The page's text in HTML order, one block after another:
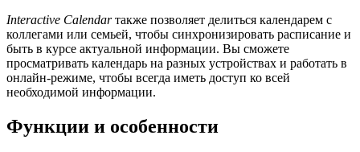
Interactive Calendarтакже позволяет делиться календарем с
коллегами или семьей, чтобы синхронизировать расписание и
быть в курсе актуальной информации. Вы сможете
просматривать календарь на разных устройствах и работать в
онлайн-режиме, чтобы всегда иметь доступ ко всей
необходимой информации.
Функции и особенности